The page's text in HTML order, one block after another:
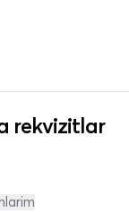
rekvizitlar